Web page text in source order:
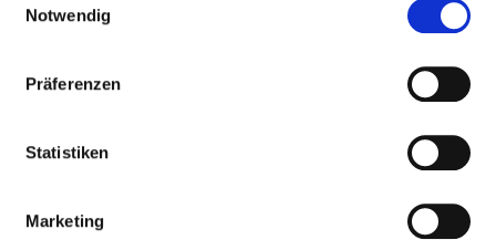
Notwendig
Präferenzen
Statistiken
Marketing
PERSONELLE AUSSTATTUNG
FACHEXPERTISE UND WEITERBILDUNG